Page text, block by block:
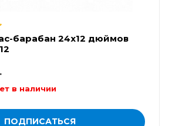
барабан 24х12 дюймов
в наличии
ПОДПИСАТЬСЯ